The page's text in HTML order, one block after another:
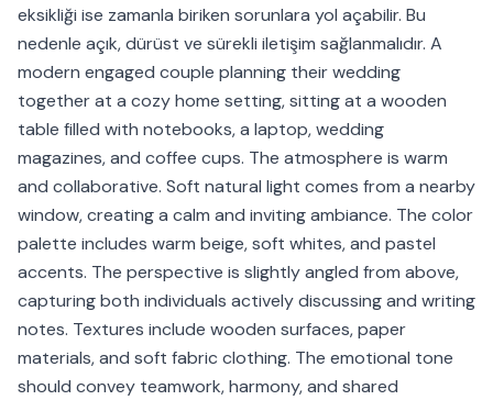
eksikliği ise zamanla biriken sorunlara yol açabilir. Bu
nedenle açık, dürüst ve sürekli iletişim sağlanmalıdır. A
modern engaged couple planning their wedding
together at a cozy home setting, sitting at a wooden
table filled with notebooks, a laptop, wedding
magazines, and coffee cups. The atmosphere is warm
and collaborative. Soft natural light comes from a nearby
window, creating a calm and inviting ambiance. The color
palette includes warm beige, soft whites, and pastel
accents. The perspective is slightly angled from above,
capturing both individuals actively discussing and writing
notes. Textures include wooden surfaces, paper
materials, and soft fabric clothing. The emotional tone
should convey teamwork, harmony, and shared